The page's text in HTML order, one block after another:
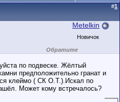
#1
Metelkin
Новичок
Обратите
внимание на
маленький стаж
пользователя на
этом форуме.
Сделки с
пользователями,
обладающими
по подвеске. Жёлтый
предположительно гранат и
клеймо ( СК О.Т.).Искал по
Может кому встречалось?